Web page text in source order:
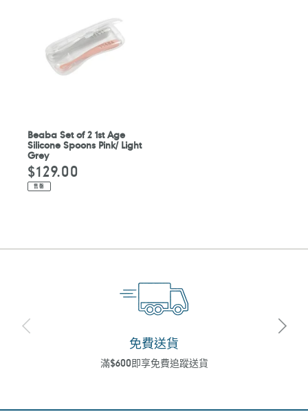
Beaba Set of 2 1st Age
Silicone Spoons Pink/ Light
Grey
定
價
$129.00
售罄
免費送貨
滿$600即享免費追蹤送貨